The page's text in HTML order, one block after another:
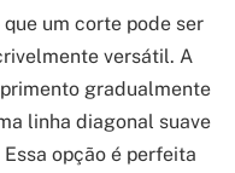
que um corte pode ser
versátil. A
gradualmente
linha diagonal suave
opção é perfeita